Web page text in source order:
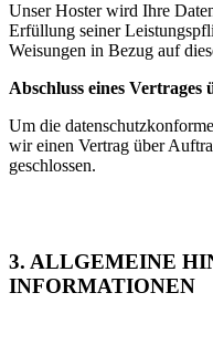
Unser Hoster wird Ihre
Erfüllung seiner
Weisungen in Bezug auf
Abschluss eines
Um die
wir einen Vertrag über
geschlossen.
3. ALLGEMEINE
INFORMATIONEN